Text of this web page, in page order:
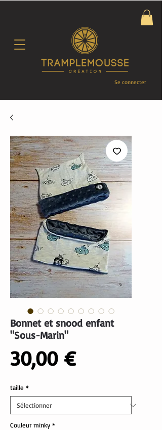
Se connecter
Bonnet et snood enfant
"Sous-Marin"
30,00 €Prix
taille *
Couleur minky *